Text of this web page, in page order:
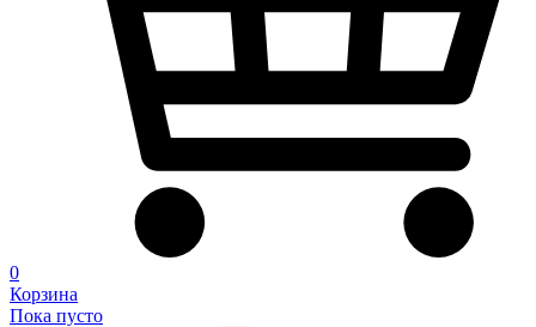
0
Корзина
Пока пусто